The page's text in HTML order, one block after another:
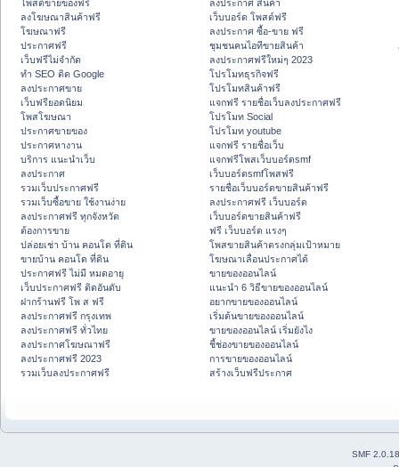
โพสต์ขายของฟรี
ลงโฆษณาสินค้าฟรี
โฆษณาฟรี
ประกาศฟรี
เว็บฟรีไม่จำกัด
ทำ SEO ติด Google
ลงประกาศขาย
เว็บฟรียอดนิยม
โพสโฆษณา
ประกาศขายของ
ประกาศหางาน
บริการ แนะนำเว็บ
ลงประกาศ
รวมเว็บประกาศฟรี
รวมเว็บซื้อขาย ใช้งานง่าย
ลงประกาศฟรี ทุกจังหวัด
ต้องการขาย
ปล่อยเช่า บ้าน คอนโด ที่ดิน
ขายบ้าน คอนโด ที่ดิน
ประกาศฟรี ไม่มี หมดอายุ
เว็บประกาศฟรี ติดอันดับ
ฝากร้านฟรี โพ ส ฟรี
ลงประกาศฟรี กรุงเทพ
ลงประกาศฟรี ทั่วไทย
ลงประกาศโฆษณาฟรี
ลงประกาศฟรี 2023
รวมเว็บลงประกาศฟรี
ลงประกาศ สินค้า
เว็บบอร์ด โพสต์ฟรี
ลงประกาศ ซื้อ-ขาย ฟรี
ชุมชนคนไอทีขายสินค้า
ลงประกาศฟรีใหม่ๆ 2023
โปรโมทธุรกิจฟรี
โปรโมทสินค้าฟรี
แจกฟรี รายชื่อเว็บลงประกาศฟรี
โปรโมท Social
โปรโมท youtube
แจกฟรี รายชื่อเว็บ
แจกฟรีโพสเว็บบอร์ดsmf
เว็บบอร์ดsmfโพสฟรี
รายชื่อเว็บบอร์ดขายสินค้าฟรี
ลงประกาศฟรี เว็บบอร์ด
เว็บบอร์ดขายสินค้าฟรี
ฟรี เว็บบอร์ด แรงๆ
โพสขายสินค้าตรงกลุ่มเป้าหมาย
โฆษณาเลื่อนประกาศได้
ขายของออนไลน์
แนะนำ 6 วิธีขายของออนไลน์
อยากขายของออนไลน์
เริ่มต้นขายของออนไลน์
ขายของออนไลน์ เริ่มยังไง
ชี้ช่องขายของออนไลน์
การขายของออนไลน์
สร้างเว็บฟรีประกาศ
SMF 2.0.18